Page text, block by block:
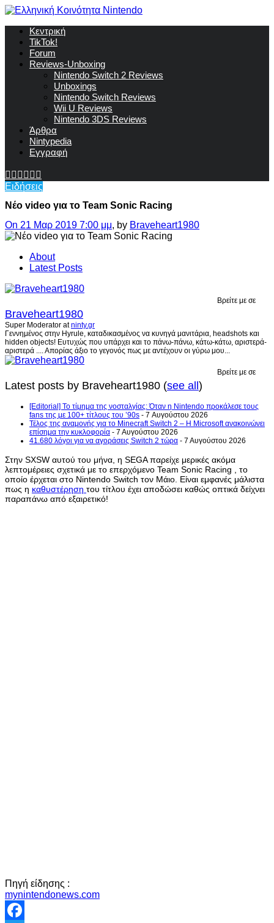
Κεντρική
TikTok!
Forum
Reviews-Unboxing
Nintendo Switch 2 Reviews
Unboxings
Nintendo Switch Reviews
Wii U Reviews
Nintendo 3DS Reviews
Άρθρα
Nintypedia
Εγγραφή
Ειδήσεις
Νέο video για το Team Sonic Racing
On 21 Μαρ 2019 7:00 μμ, by Braveheart1980
About
Latest Posts
Βρείτε με σε
Braveheart1980
Super Moderator atninty.gr
Γεννημένος στην Hyrule, καταδικασμένος να κυνηγά μανιτάρια, headshots και
hidden objects! Ευτυχώς που υπάρχει και το πάνω-πάνω, κάτω-κάτω, αριστερά-
αριστερά .... Απορίας άξιο το γεγονός πως με αντέχουν οι γύρω μου...
Βρείτε με σε
Latest posts by Braveheart1980 (see all)
[Editorial] Το τίμημα της νοσταλγίας: Όταν η Nintendo προκάλεσε τους
fans της με 100+ τίτλους του ’90s - 7 Αυγούστου 2026
Τέλος της αναμονής για το Minecraft Switch 2 – Η Microsoft ανακοινώνει
επίσημα την κυκλοφορία - 7 Αυγούστου 2026
41.680 λόγοι για να αγοράσεις Switch 2 τώρα - 7 Αυγούστου 2026
Στην SXSW αυτού του μήνα, η SEGA παρείχε μερικές ακόμα
λεπτομέρειες σχετικά με το επερχόμενο Team Sonic Racing , το
οποίο έρχεται στο Nintendo Switch τον Μάιο. Είναι εμφανές μάλιστα
πως η καθυστέρηση του τίτλου έχει αποδώσει καθώς οπτικά δείχνει
παραπάνω από εξαιρετικό!
Πηγή είδησης :
mynintendonews.com